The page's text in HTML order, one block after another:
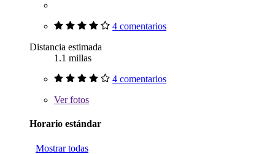
4 comentarios
Distancia estimada
1.1 millas
4 comentarios
Verfotos
Horario estándar
Mostrar todas